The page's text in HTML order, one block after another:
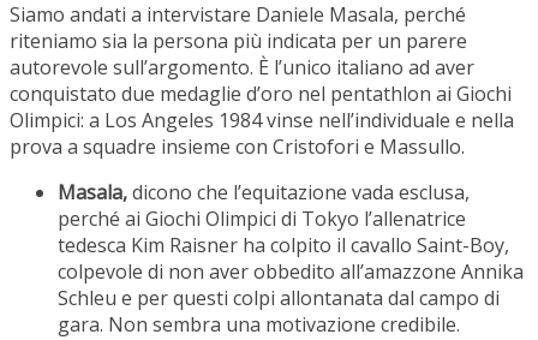
Siamo andati a intervistare Daniele Masala, perché
riteniamo sia la persona più indicata per un parere
autorevole sull’argomento. È l’unico italiano ad aver
conquistato due medaglie d’oro nel pentathlon ai Giochi
Olimpici: a Los Angeles 1984 vinse nell’individuale e nella
prova a squadre insieme con Cristofori e Massullo.
Masala,dicono che l’equitazione vada esclusa,
perché ai Giochi Olimpici di Tokyo l’allenatrice
tedesca Kim Raisner ha colpito il cavallo Saint-Boy,
colpevole di non aver obbedito all’amazzone Annika
Schleu e per questi colpi allontanata dal campo di
gara. Non sembra una motivazione credibile.